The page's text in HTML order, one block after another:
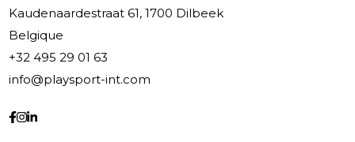
Kaudenaardestraat 61, 1700 Dilbeek
Belgique
+32 495 29 01 63
info@playsport-int.com